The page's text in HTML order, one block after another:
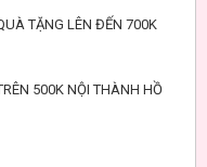
TẶNG LÊN ĐẾN 700K
500K NỘI THÀNH HỒ